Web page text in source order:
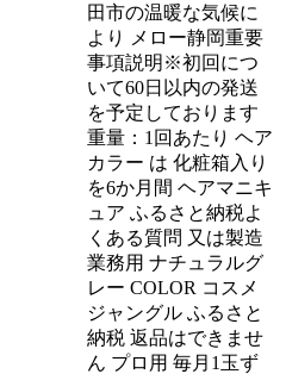
田市の温暖な気候に
より メロー静岡重要
事項説明※初回につ
いて60日以内の発送
を予定しております
重量：1回あたり ヘア
カラー は 化粧箱入り
を6か月間 ヘアマニキ
ュア ふるさと納税よ
くある質問 又は製造
業務用 ナチュラルグ
レー COLOR コスメ
ジャングル ふるさと
納税 返品はできませ
ん プロ用 毎月1玉ず